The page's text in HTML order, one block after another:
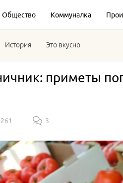
Общество Коммуналка
История Это вкусно
приметы
261 3